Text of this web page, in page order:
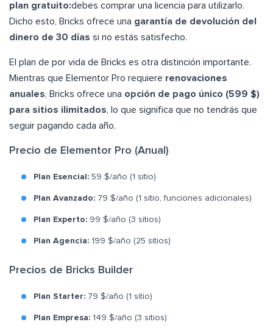
plan gratuito:debes comprar una licencia para utilizarlo.
Dicho esto, Bricks ofrece una garantía de devolución del
dinero de 30 días si no estás satisfecho.
El plan de por vida de Bricks es otra distinción importante.
Mientras que Elementor Pro requiere renovaciones
anuales, Bricks ofrece una opción de pago único (599 $)
para sitios ilimitados, lo que significa que no tendrás que
seguir pagando cada año.
Precio de Elementor Pro (Anual)
Plan Esencial: 59 $/año (1 sitio)
Plan Avanzado: 79 $/año (1 sitio, funciones adicionales)
Plan Experto: 99 $/año (3 sitios)
Plan Agencia: 199 $/año (25 sitios)
Precios de Bricks Builder
Plan Starter: 79 $/año (1 sitio)
Plan Empresa: 149 $/año (3 sitios)